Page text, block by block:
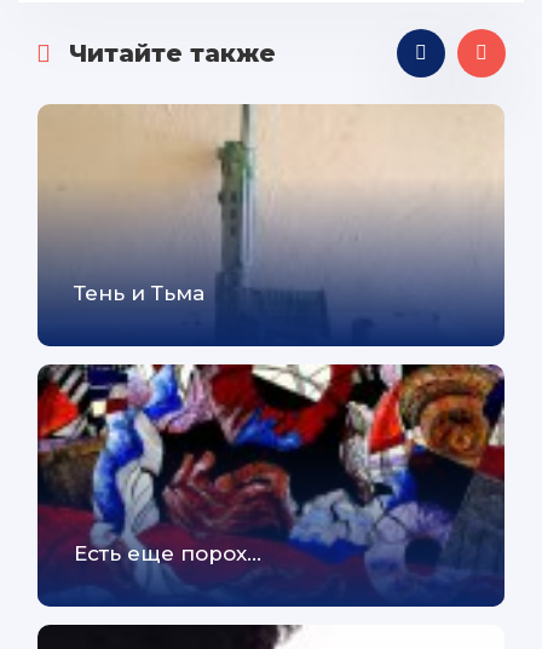
Читайте также
Тень и Тьма
Есть еще порох...